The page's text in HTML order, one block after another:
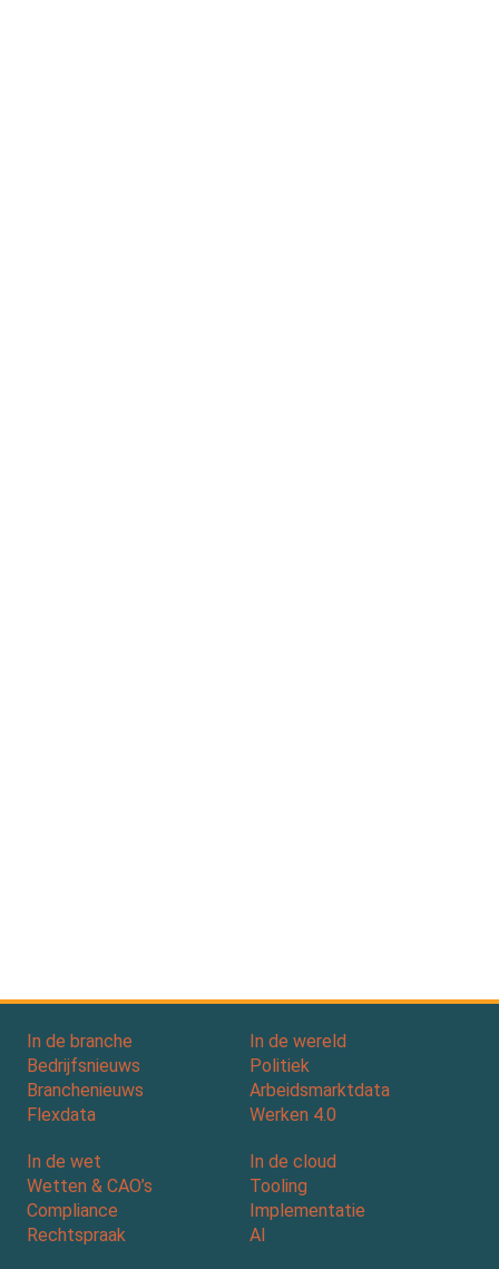
In de branche
Bedrijfsnieuws
Branchenieuws
Flexdata
In de wereld
Politiek
Arbeidsmarktdata
Werken 4.0
In de wet
Wetten & CAO’s
Compliance
Rechtspraak
In de cloud
Tooling
Implementatie
AI